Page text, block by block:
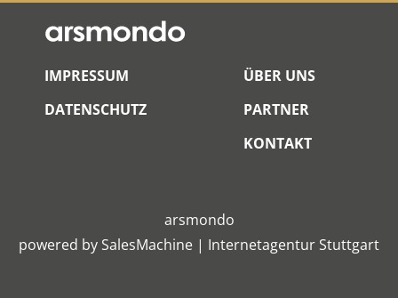
IMPRESSUM
DATENSCHUTZ
ÜBER UNS
PARTNER
KONTAKT
arsmondo
powered bySalesMachine | Internetagentur Stuttgart